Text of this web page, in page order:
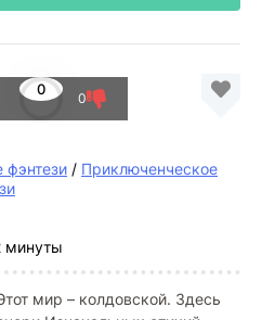
0
0
фэнтези / Приключенческое
минуты
мир – колдовской. Здесь